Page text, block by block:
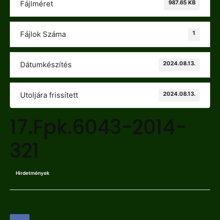
Fájlméret 987.65 KB
Fájlok Száma 1
Dátumkészítés 2024.08.13.
Utoljára frissített 2024.08.13.
17.Fpk.6043-2014-
321
Hirdetmények